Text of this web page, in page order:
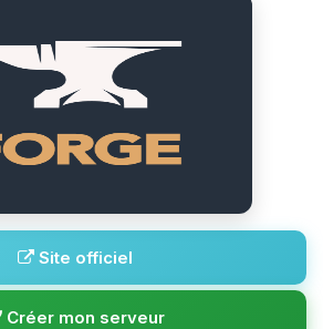
Site officiel
Créer mon serveur